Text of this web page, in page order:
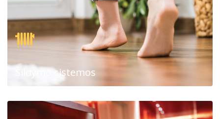
Šildymo sistemos